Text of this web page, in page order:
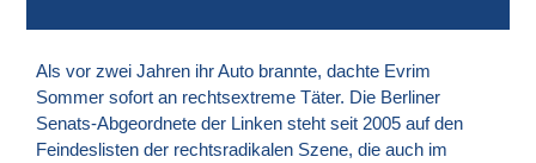
Als vor zwei Jahren ihr Auto brannte, dachte Evrim
Sommer sofort an rechtsextreme Täter. Die Berliner
Senats-Abgeordnete der Linken steht seit 2005 auf den
Feindeslisten der rechtsradikalen Szene, die auch im